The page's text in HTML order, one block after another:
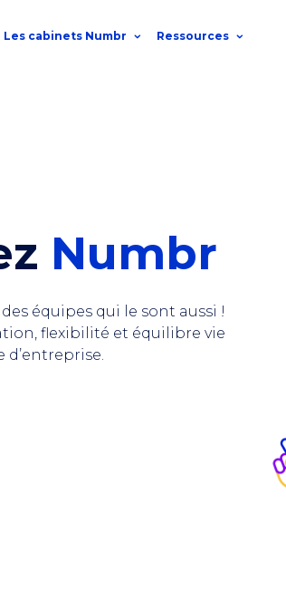
Les cabinets Numbr Ressources
Numbr
équipes qui le sont aussi !
flexibilité et équilibre vie